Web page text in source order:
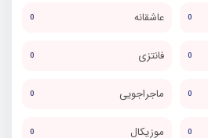
0 عاشقانه 0
0 فانتزی 0
0 ماجراجویی 0
0 موزیکال 0